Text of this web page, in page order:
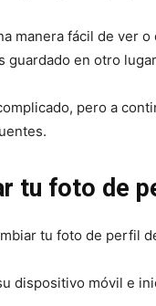
manera fácil de ver
guardado en otro
pero a
tu foto de
tu foto de perfil
dispositivo móvil e